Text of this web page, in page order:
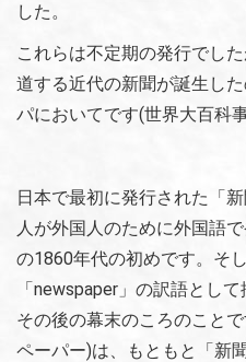
した。
これらは不定期の発行でし
道する近代の新聞が誕生し
パにおいてです(世界大百科事
日本で最初に発行された「
人が外国人のために外国語
の1860年代の初めです。そ
「newspaper」の訳語とし
その後の幕末のころのこと
ペーパー)は、もともと「新